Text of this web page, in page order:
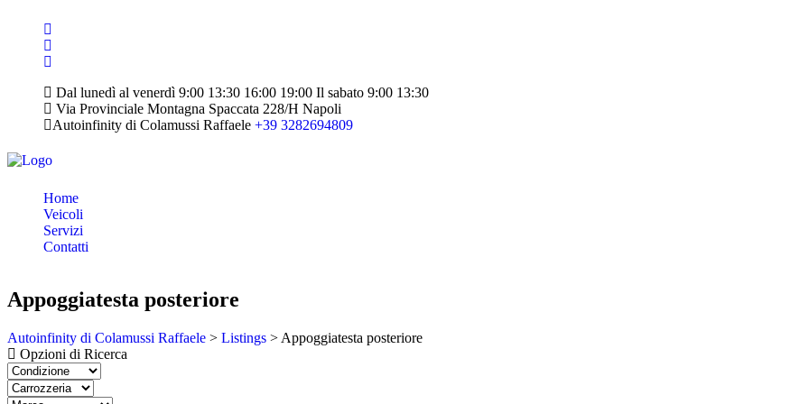
Dal lunedì al venerdì 9:00 13:30 16:00 19:00 Il sabato 9:00 13:30
Via Provinciale Montagna Spaccata 228/H Napoli
Autoinfinity di Colamussi Raffaele +39 3282694809
Home
Veicoli
Servizi
Contatti
Appoggiatesta posteriore
Autoinfinity di Colamussi Raffaele > Listings > Appoggiatesta posteriore
Opzioni di Ricerca